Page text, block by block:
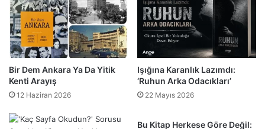
Bir Dem Ankara Ya Da Yitik
Kenti Arayış
12 Haziran 2026
Işığına Karanlık Lazımdı:
‘Ruhun Arka Odacıkları’
22 Mayıs 2026
Bu Kitap Herkese Göre Değil: